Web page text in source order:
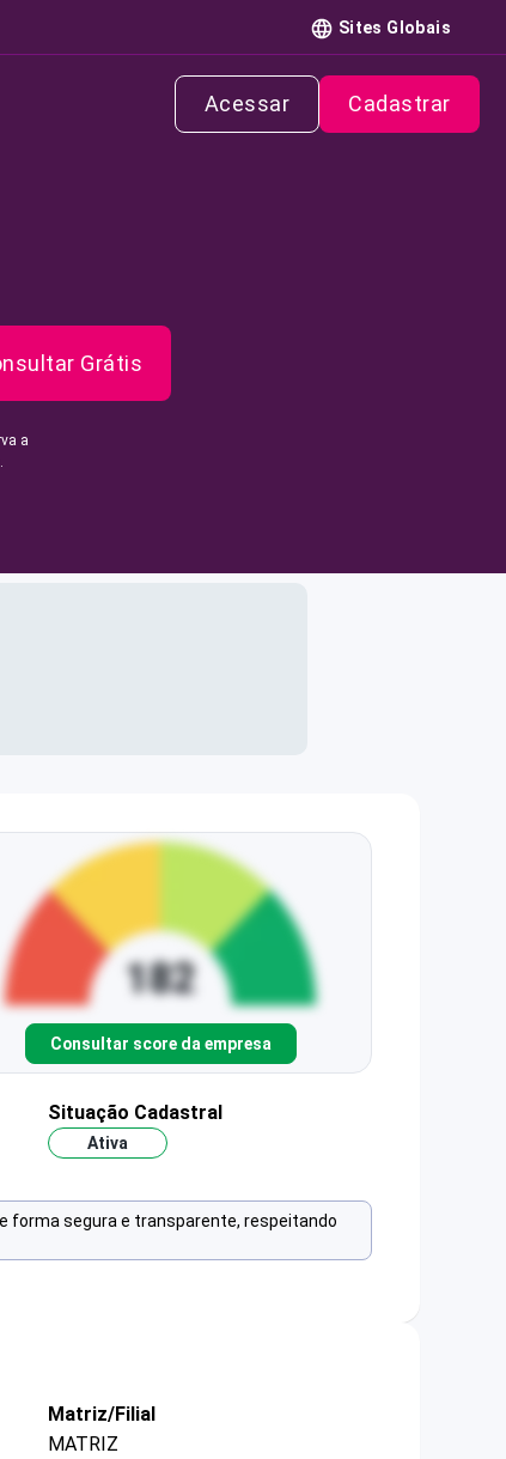
Sites Globais
Acessar Cadastrar
Grátis
a
Consultar score da empresa
Situação Cadastral
Ativa
forma segura e transparente, respeitando
Matriz/Filial
MATRIZ